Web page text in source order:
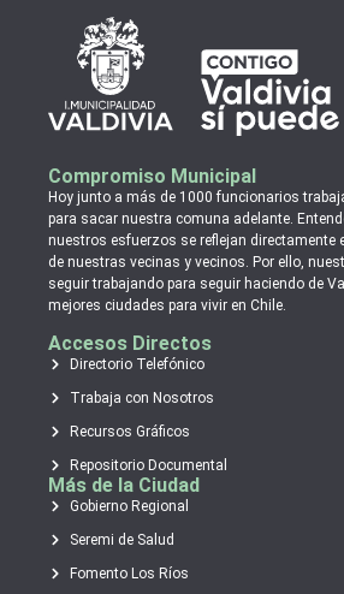
Compromiso Municipal
Hoy junto a más de 1000 funcionarios
para sacar nuestra comuna adelante.
nuestros esfuerzos se reflejan directamente
de nuestras vecinas y vecinos. Por ello,
seguir trabajando para seguir haciendo de
mejores ciudades para vivir en Chile.
Accesos Directos
Directorio Telefónico
Trabaja con Nosotros
Recursos Gráficos
Repositorio Documental
Más de la Ciudad
Gobierno Regional
Seremi de Salud
Fomento Los Ríos